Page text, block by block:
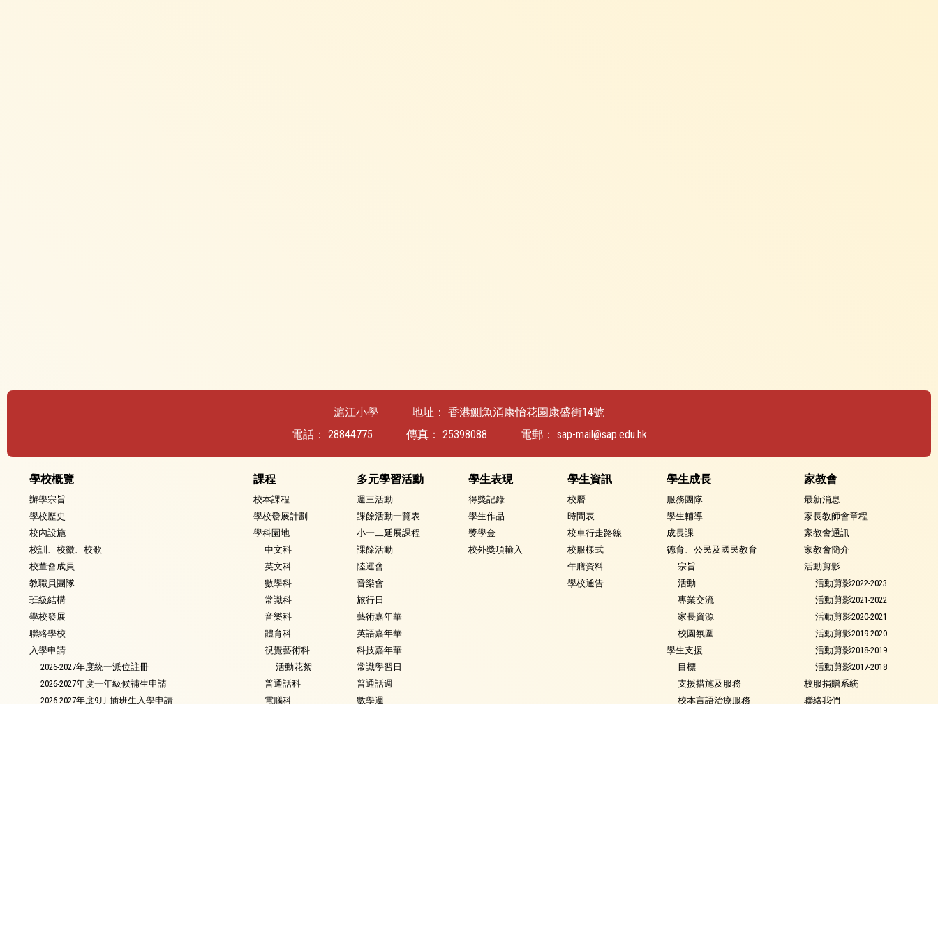
滬江小學 地址： 香港鰂魚涌康怡花園康盛街14號
電話： 28844775 傳真： 25398088 電郵： sap-mail@sap.edu.hk
學校概覽
辦學宗旨
學校歷史
校內設施
校訓、校徽、校歌
校董會成員
教職員團隊
班級結構
學校發展
聯絡學校
入學申請
2026-2027年度統一派位註冊
2026-2027年度一年級候補生申請
2026-2027年度9月 插班生入學申請
課程
校本課程
學校發展計劃
學科園地
中文科
英文科
數學科
常識科
音樂科
體育科
視覺藝術科
活動花絮
普通話科
電腦科
多元學習活動
週三活動
課餘活動一覽表
小一二延展課程
課餘活動
陸運會
音樂會
旅行日
藝術嘉年華
英語嘉年華
科技嘉年華
常識學習日
普通話週
數學週
學生表現
得獎記錄
學生作品
獎學金
校外獎項輸入
學生資訊
校曆
時間表
校車行走路線
校服樣式
午膳資料
學校通告
學生成長
服務團隊
學生輔導
成長課
德育、公民及國民教育
宗旨
活動
專業交流
家長資源
校園氛圍
學生支援
目標
支援措施及服務
校本言語治療服務
家教會
最新消息
家長教師會章程
家教會通訊
家教會簡介
活動剪影
活動剪影2022-2023
活動剪影2021-2022
活動剪影2020-2021
活動剪影2019-2020
活動剪影2018-2019
活動剪影2017-2018
校服捐贈系統
聯絡我們